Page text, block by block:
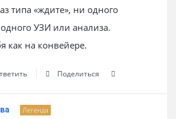
типа «ждите», ни одного
УЗИ или анализа.
как на конвейере.
Поделиться
Легенда